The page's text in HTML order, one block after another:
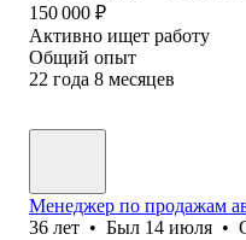
150 000 ₽
Активно ищет работу
Общий опыт
22 года 8 месяцев
Менеджер по продажам
36 лет • Был 14 июля •